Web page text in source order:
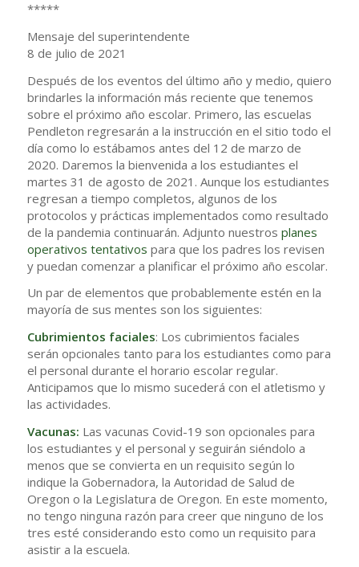
*****
Mensaje del superintendente
8 de julio de 2021
Después de los eventos del último año y medio, quiero
brindarles la información más reciente que tenemos
sobre el próximo año escolar. Primero, las escuelas
Pendleton regresarán a la instrucción en el sitio todo el
día como lo estábamos antes del 12 de marzo de
2020. Daremos la bienvenida a los estudiantes el
martes 31 de agosto de 2021. Aunque los estudiantes
regresan a tiempo completos, algunos de los
protocolos y prácticas implementados como resultado
de la pandemia continuarán. Adjunto nuestros planes
operativos tentativos para que los padres los revisen
y puedan comenzar a planificar el próximo año escolar.
Un par de elementos que probablemente estén en la
mayoría de sus mentes son los siguientes:
Cubrimientos faciales: Los cubrimientos faciales
serán opcionales tanto para los estudiantes como para
el personal durante el horario escolar regular.
Anticipamos que lo mismo sucederá con el atletismo y
las actividades.
Vacunas: Las vacunas Covid-19 son opcionales para
los estudiantes y el personal y seguirán siéndolo a
menos que se convierta en un requisito según lo
indique la Gobernadora, la Autoridad de Salud de
Oregon o la Legislatura de Oregon. En este momento,
no tengo ninguna razón para creer que ninguno de los
tres esté considerando esto como un requisito para
asistir a la escuela.